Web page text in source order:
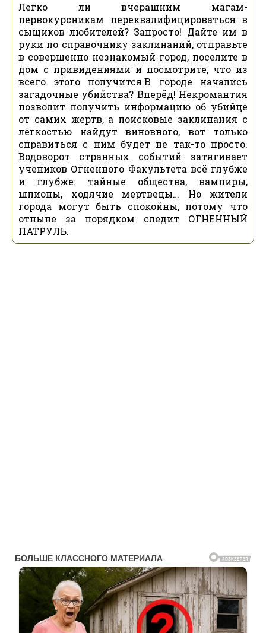
Легко ли вчерашним магам-
первокурсникам переквалифицироваться в
сыщиков любителей? Запросто! Дайте им в
руки по справочнику заклинаний, отправьте
в совершенно незнакомый город, поселите в
дом с привидениями и посмотрите, что из
всего этого получится.В городе начались
загадочные убийства? Вперёд! Некромантия
позволит получить информацию об убийце
от самих жертв, а поисковые заклинания с
лёгкостью найдут виновного, вот только
справиться с ним будет не так-то просто.
Водоворот странных событий затягивает
учеников Огненного Факультета всё глубже
и глубже: тайные общества, вампиры,
шпионы, ходячие мертвецы… Но жители
города могут быть спокойны, потому что
отныне за порядком следит ОГНЕННЫЙ
ПАТРУЛЬ.